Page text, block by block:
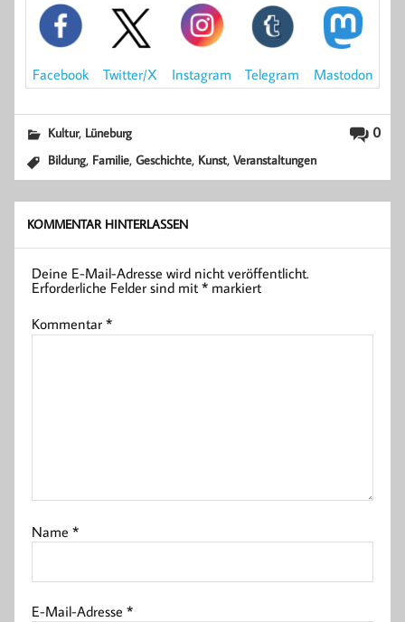
Facebook Twitter/X Instagram Telegram Mastodon
0
Kultur, Lüneburg
Bildung, Familie,Geschichte, Kunst,Veranstaltungen
KOMMENTAR HINTERLASSEN
Deine E-Mail-Adresse wird nicht veröffentlicht.
Erforderliche Felder sind mit* markiert
Kommentar*
Name*
E-Mail-Adresse*